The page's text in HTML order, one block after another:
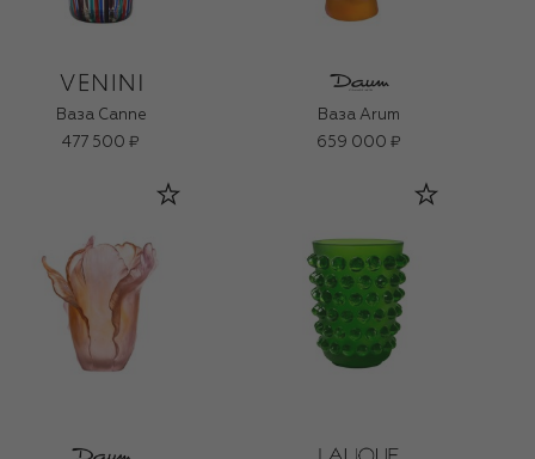
Ваза Canne
477 500 ₽
Ваза Arum
659 000 ₽